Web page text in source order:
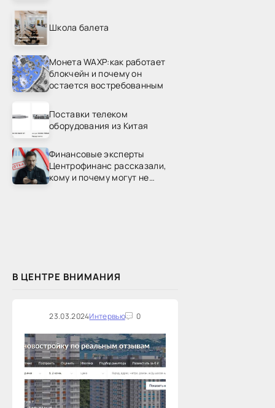
Школа балета
Монета WAXP:как работает
блокчейн и почему он
остается востребованным
Поставки телеком
оборудования из Китая
Финансовые эксперты
Центрофинанс рассказали,
кому и почему могут не
В ЦЕНТРЕ ВНИМАНИЯ
23.03.2024Интервью 0